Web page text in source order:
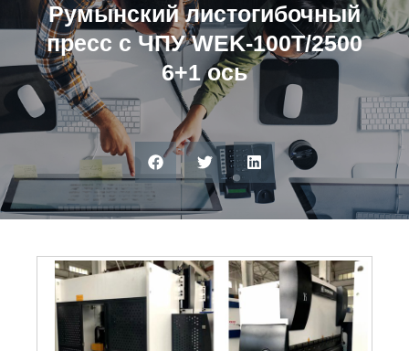
Румынский листогибочный
пресс с ЧПУ WEK-100T/2500
6+1 ось